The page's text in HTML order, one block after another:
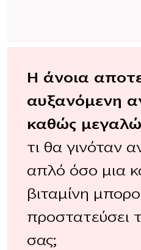
Η άνοια
αυξανόμενη
καθώς
τι θα γινόταν
απλό όσο μια
βιταμίνη
προστατεύσει
σας;